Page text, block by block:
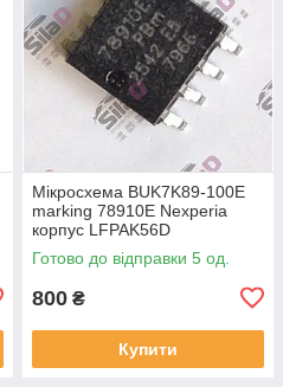
Мікросхема BUK7K89-100E
marking 78910E Nexperia
корпус LFPAK56D
Готово до відправки 5 од.
800 ₴
Купити